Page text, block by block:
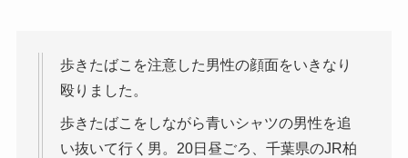
歩きたばこを注意した男性の顔面をいきなり
殴りました。
歩きたばこをしながら青いシャツの男性を追
い抜いて行く男。20日昼ごろ、千葉県のJR柏